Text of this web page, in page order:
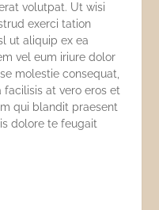
volutpat. Ut wisi
exerci tation
ut aliquip ex ea
vel eum iriure dolor
molestie consequat,
at vero eros et
qui blandit praesent
dolore te feugait